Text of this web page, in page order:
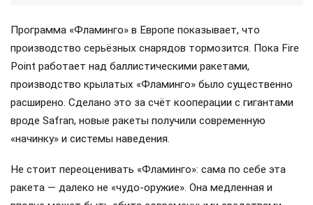
Программа «Фламинго» в Европе показывает, что
производство серьёзных снарядов тормозится. Пока Fire
Point работает над баллистическими ракетами,
производство крылатых «Фламинго» было существенно
расширено. Сделано это за счёт кооперации с гигантами
вроде Safran, новые ракеты получили современную
«начинку» и системы наведения.
Не стоит переоценивать «Фламинго»: сама по себе эта
ракета — далеко не «чудо-оружие». Она медленная и